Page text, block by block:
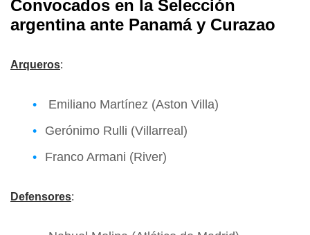
Convocados en la Selección
argentina ante Panamá y Curazao
Arqueros:
Emiliano Martínez (Aston Villa)
Gerónimo Rulli (Villarreal)
Franco Armani (River)
Defensores: